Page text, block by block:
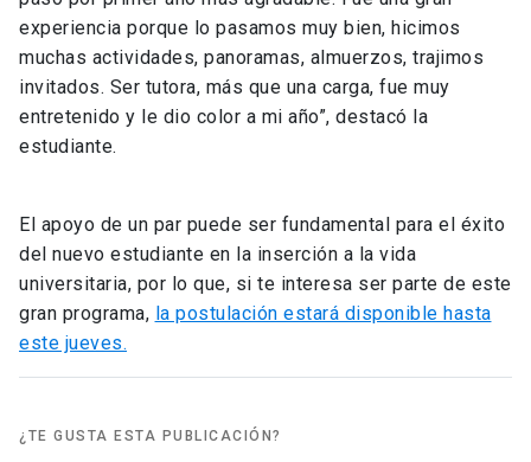
experiencia porque lo pasamos muy bien, hicimos
muchas actividades, panoramas, almuerzos, trajimos
invitados. Ser tutora, más que una carga, fue muy
entretenido y le dio color a mi año”, destacó la
estudiante.
El apoyo de un par puede ser fundamental para el éxito
del nuevo estudiante en la inserción a la vida
universitaria, por lo que, si te interesa ser parte de este
gran programa, la postulación estará disponible hasta
este jueves.
¿TE GUSTA ESTA PUBLICACIÓN?